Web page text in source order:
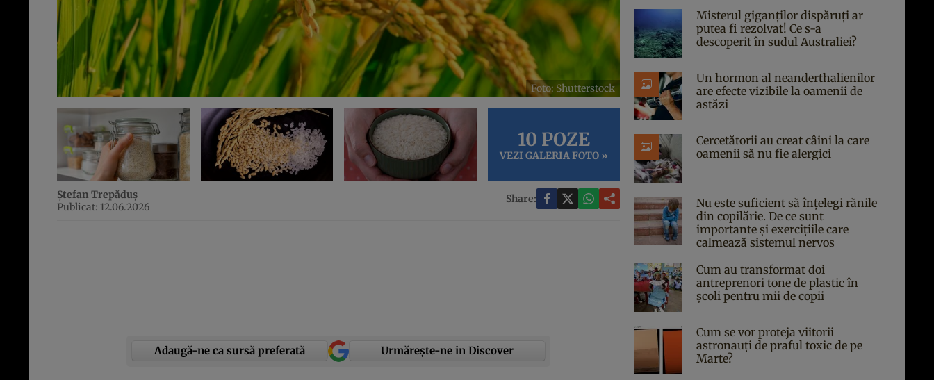
Foto: Shutterstock
10 POZE
VEZI GALERIA FOTO »
Ștefan Trepăduș
Publicat: 12.06.2026
Share:
Adaugă-ne ca sursă preferată Urmărește-ne in Discover
Misterul giganților dispăruți ar
putea fi rezolvat! Ce s-a
descoperit în sudul Australiei?
Un hormon al neanderthalienilor
are efecte vizibile la oamenii de
astăzi
Cercetătorii au creat câini la care
oamenii să nu fie alergici
Nu este suficient să înțelegi rănile
din copilărie. De ce sunt
importante și exercițiile care
calmează sistemul nervos
Cum au transformat doi
antreprenori tone de plastic în
școli pentru mii de copii
Cum se vor proteja viitorii
astronauți de praful toxic de pe
Marte?